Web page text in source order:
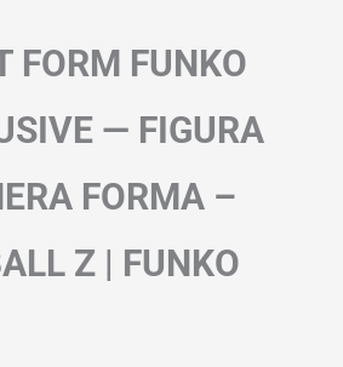
FORM FUNKO
— FIGURA
FORMA –
Z | FUNKO